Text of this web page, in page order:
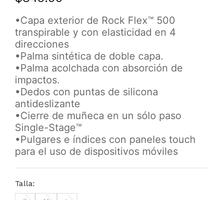
•Capa exterior de Rock Flex™ 500
transpirable y con elasticidad en 4
direcciones
•Palma sintética de doble capa.
•Palma acolchada con absorción de
impactos.
•Dedos con puntas de silicona
antideslizante
•Cierre de muñeca en un sólo paso
Single-Stage™
•Pulgares e índices con paneles touch
para el uso de dispositivos móviles
Talla: